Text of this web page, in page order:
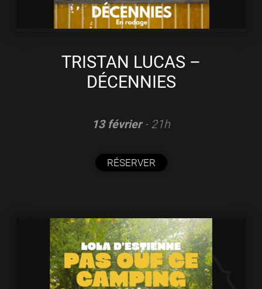
TRISTAN LUCAS –
DÉCENNIES
13 février- 21h
RÉSERVER